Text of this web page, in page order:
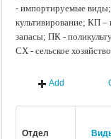
- импортируемые
культивирование; КП
запасы; ПК -
СХ - сельское
Add
Отдел